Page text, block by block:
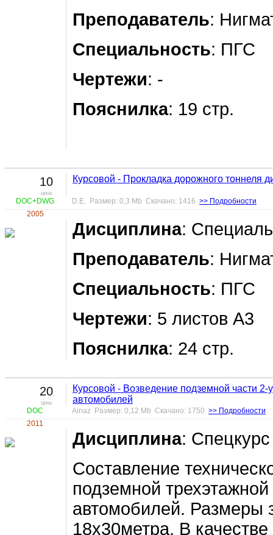
Преподаватель:
Специальность: ПГС
Чертежи: -
Пояснилка: 19 стр.
10
цена
DOC+DWG
2005
Курсовой - Прокладка дорожного тоннеля
D.E. Размер: 0,3 Mb Скачано: 1416 >> Подробности
Дисциплина:
Преподаватель:
Специальность: ПГС
Чертежи: 5 листов А3
Пояснилка: 24 стр.
20
цена
DOC
2011
Курсовой - Возведение подземной части
автомобилей
Ainaz Размер: 0,12 Mb Скачано: 1750 >> Подробности
Дисциплина:
Составление
подземной
автомобилей. Размеры
18х30метра. В